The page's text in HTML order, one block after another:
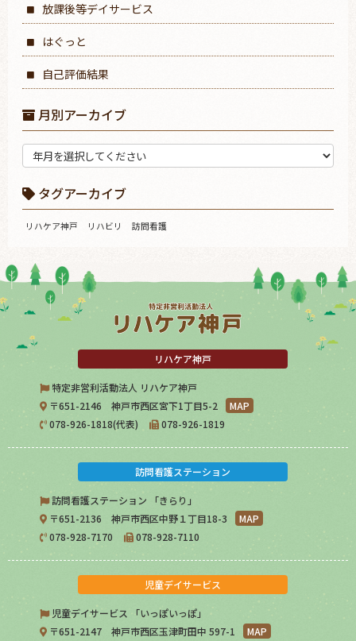
放課後等デイサービス
はぐっと
自己評価結果
月別アーカイブ
タグアーカイブ
リハケア神戸 リハビリ 訪問看護
リハケア神戸
特定非営利活動法人 リハケア神戸
〒651-2146 神戸市西区宮下1丁目5-2
MAP
078-926-1818(代表)
078-926-1819
訪問看護ステーション
訪問看護ステーション 「きらり」
〒651-2136 神戸市西区中野１丁目18-3
MAP
078-928-7170
078-928-7110
児童デイサービス
児童デイサービス 「いっぽいっぽ」
〒651-2147 神戸市西区玉津町田中 597-1
MAP